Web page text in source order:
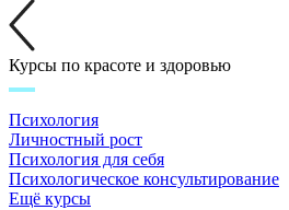
Курсы по красоте и здоровью
Психология
Личностный рост
Психология для себя
Психологическое консультирование
Ещё курсы